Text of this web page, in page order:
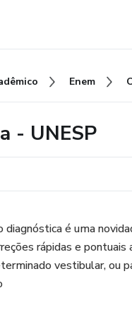
Enem
- UNESP
diagnóstica é uma
rápidas e
vestibular, ou